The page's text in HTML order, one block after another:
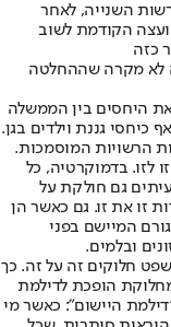
השנייה, לאחר
הקודמת לשוב
כזה
לא מקרה שההחלטה
היחסים בין הממשלה
גננת וילדים בגן.
הרשויות המוסמכות.
לזו. בדמוקרטיה, כל
גם חולקת על
זו את זו. גם כאשר הן
המיישם בפני
ובלמים.
חלוקים זה על זה. כך
הופכת לדילמת
היישום": כאשר מי